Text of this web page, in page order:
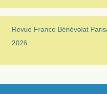
Revue France Bénévolat
2026